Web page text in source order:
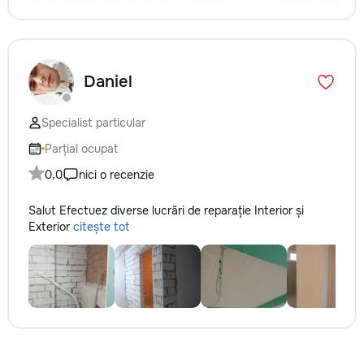
Daniel
Specialist particular
Parțial ocupat
0,0
nici o recenzie
Salut Efectuez diverse lucrări de reparație Interior și
Exterior citește tot